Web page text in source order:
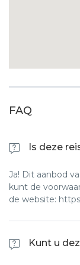
FAQ
Is deze
Ja! Dit aanbod
kunt de
de website:
Kunt u